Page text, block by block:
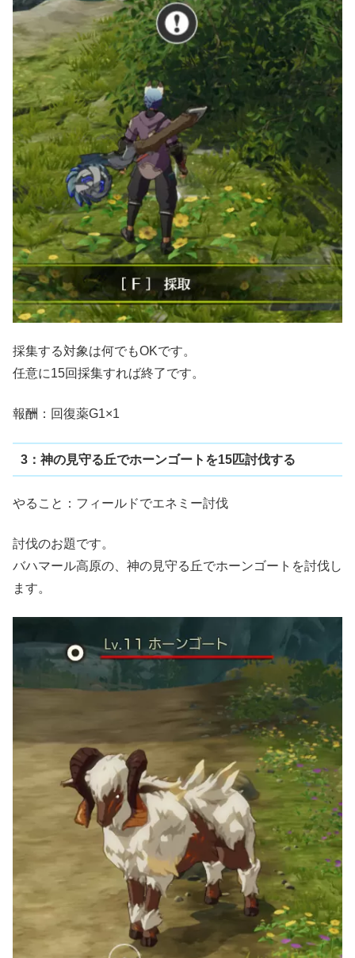
採集する対象は何でもOKです。
任意に15回採集すれば終了です。
報酬：回復薬G1×1
3：神の見守る丘でホーンゴートを15匹討伐する
やること：フィールドでエネミー討伐
討伐のお題です。
バハマール高原の、神の見守る丘でホーンゴートを討伐し
ます。